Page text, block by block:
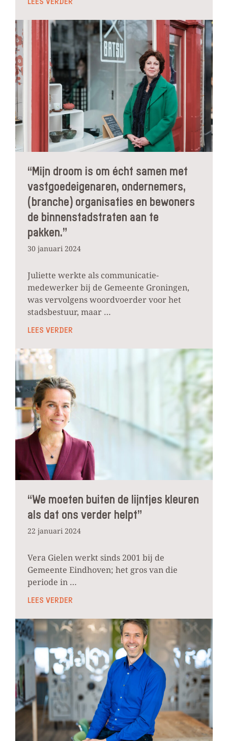
“Mijn droom is om écht samen met
vastgoedeigenaren, ondernemers,
(branche) organisaties en bewoners
de binnenstadstraten aan te
pakken.”
30 januari 2024
Juliette werkte als communicatie-
medewerker bij de Gemeente Groningen,
was vervolgens woordvoerder voor het
stadsbestuur, maar …
LEES VERDER
“We moeten buiten de lijntjes kleuren
als dat ons verder helpt”
22 januari 2024
Vera Gielen werkt sinds 2001 bij de
Gemeente Eindhoven; het gros van die
periode in …
LEES VERDER